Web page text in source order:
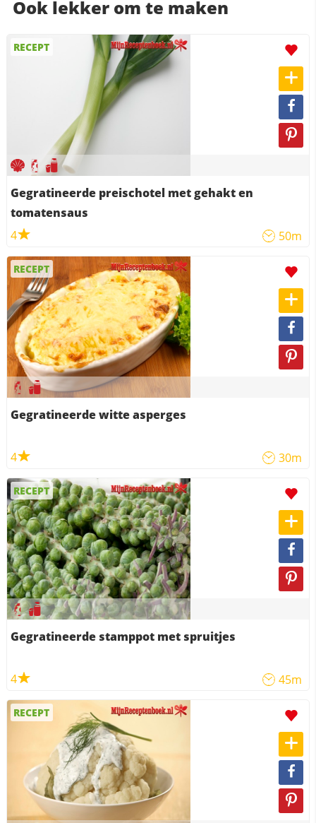
Ook lekker om te maken
RECEPT
Gegratineerde preischotel met gehakt en
tomatensaus
4
50m
RECEPT
Gegratineerde witte asperges
4 30m
RECEPT
Gegratineerde stamppot met spruitjes
4 45m
RECEPT